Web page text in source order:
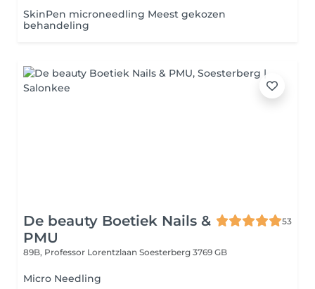
SkinPen microneedling Meest gekozen
behandeling
De beauty Boetiek Nails &
PMU
53
89B, Professor Lorentzlaan Soesterberg 3769 GB
Micro Needling